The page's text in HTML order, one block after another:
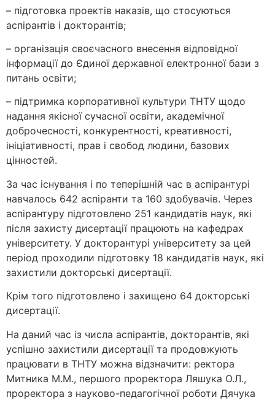
– підготовка проектів наказів, що стосуються
аспірантів і докторантів;
– організація своєчасного внесення відповідної
інформації до Єдиної державної електронної бази з
питань освіти;
– підтримка корпоративної культури ТНТУ щодо
надання якісної сучасної освіти, академічної
доброчесності, конкурентності, креативності,
ініціативності, прав і свобод людини, базових
цінностей.
За час існування і по теперішній час в аспірантурі
навчалось 642 аспіранти та 160 здобувачів. Через
аспірантуру підготовлено 251 кандидатів наук, які
після захисту дисертації працюють на кафедрах
університету. У докторантурі університету за цей
період проходили підготовку 18 кандидатів наук, які
захистили докторські дисертації.
Крім того підготовлено і захищено 64 докторські
дисертації.
На даний час із числа аспірантів, докторантів, які
успішно захистили дисертації та продовжують
працювати в ТНТУ можна відзначити: ректора
Митника М.М., першого проректора Ляшука О.Л.,
проректора з науково-педагогічної роботи Дячука